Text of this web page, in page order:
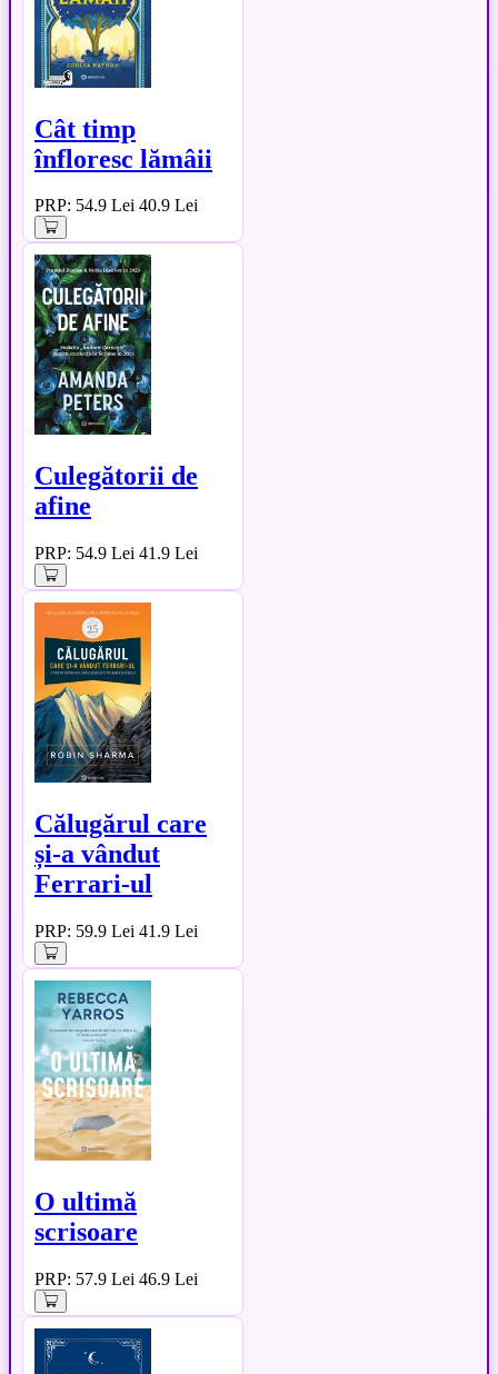
Cât timp
înfloresc lămâii
PRP: 54.9 Lei 40.9 Lei
Culegătorii de
afine
PRP: 54.9 Lei 41.9 Lei
Călugărul care
și-a vândut
Ferrari-ul
PRP: 59.9 Lei 41.9 Lei
O ultimă
scrisoare
PRP: 57.9 Lei 46.9 Lei